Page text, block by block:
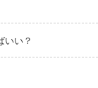
いい？